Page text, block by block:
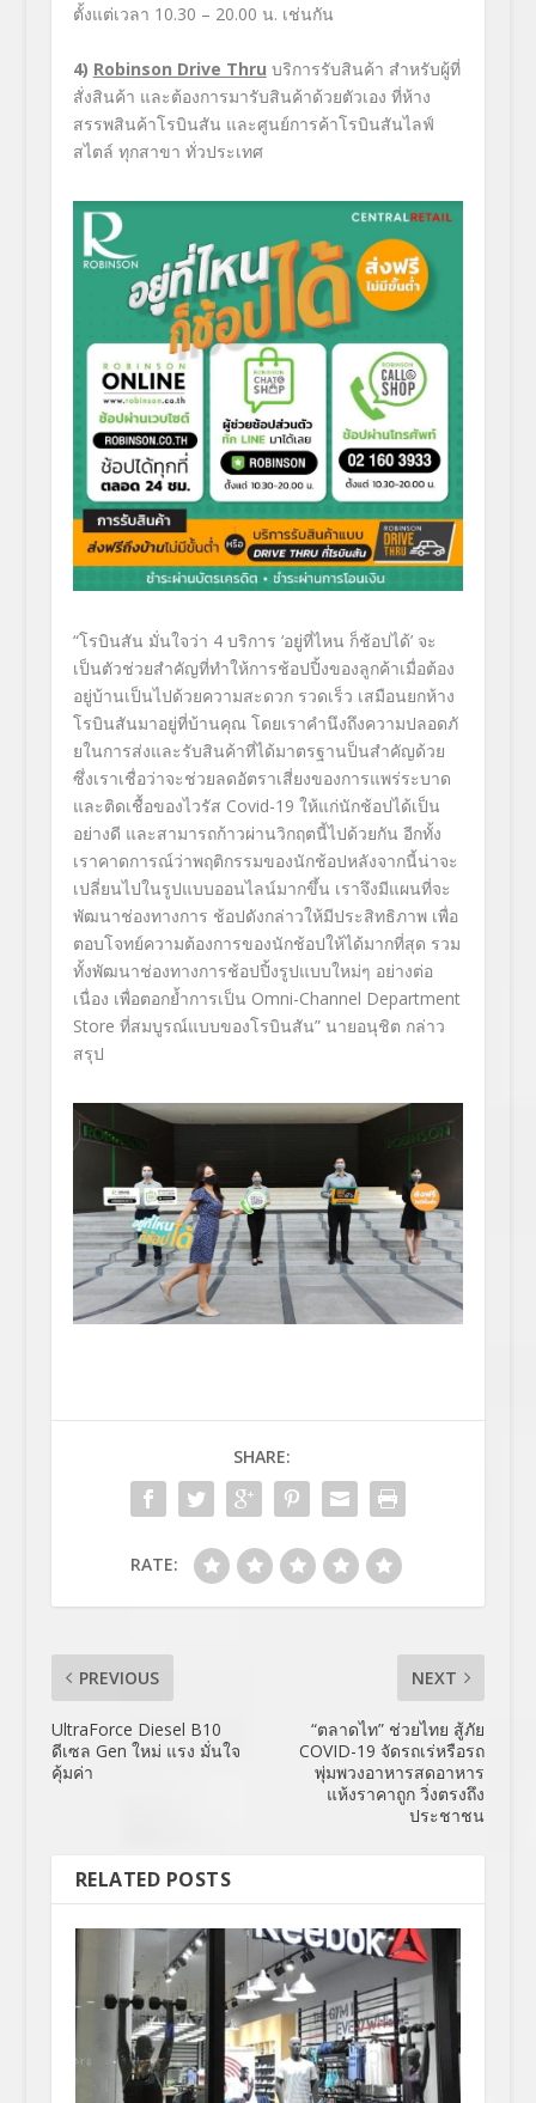
ตั้งแต่เวลา 10.30 – 20.00 น. เช่นกัน
4) Robinson Drive Thru บริการรับสินค้า สำหรับผู้ที่
สั่งสินค้า และต้องการมารับสินค้าด้วยตัวเอง ที่ห้าง
สรรพสินค้าโรบินสัน และศูนย์การค้าโรบินสันไลฟ์
สไตล์ ทุกสาขา ทั่วประเทศ
“โรบินสัน มั่นใจว่า 4 บริการ ‘อยู่ที่ไหน ก็ช้อปได้’ จะ
เป็นตัวช่วยสำคัญที่ทำให้การช้อปปิ้งของลูกค้าเมื่อต้อง
อยู่บ้านเป็นไปด้วยความสะดวก รวดเร็ว เสมือนยกห้าง
โรบินสันมาอยู่ที่บ้านคุณ โดยเราคำนึงถึงความปลอดภั
ยในการส่งและรับสินค้าที่ได้มาตรฐานป็นสำคัญด้วย
ซึ่งเราเชื่อว่าจะช่วยลดอัตราเสี่ยงของการแพร่ระบาด
และติดเชื้อของไวรัส Covid-19 ให้แก่นักช้อปได้เป็น
อย่างดี และสามารถก้าวผ่านวิกฤตนี้ไปด้วยกัน อีกทั้ง
เราคาดการณ์ว่าพฤติกรรมของนักช้อปหลังจากนี้น่าจะ
เปลี่ยนไปในรูปแบบออนไลน์มากขึ้น เราจึงมีแผนที่จะ
พัฒนาช่องทางการ ช้อปดังกล่าวให้มีประสิทธิภาพ เพื่อ
ตอบโจทย์ความต้องการของนักช้อปให้ได้มากที่สุด รวม
ทั้งพัฒนาช่องทางการช้อปปิ้งรูปแบบใหม่ๆ อย่างต่อ
เนื่อง เพื่อตอกย้ำการเป็น Omni-Channel Department
Store ที่สมบูรณ์แบบของโรบินสัน” นายอนุชิต กล่าว
สรุป
SHARE:
RATE:
PREVIOUS
UltraForce Diesel B10
ดีเซล Gen ใหม่ แรง มั่นใจ
คุ้มค่า
NEXT
“ตลาดไท” ช่วยไทย สู้ภัย
COVID-19 จัดรถเร่หรือรถ
พุ่มพวงอาหารสดอาหาร
แห้งราคาถูก วิ่งตรงถึง
ประชาชน
RELATED POSTS